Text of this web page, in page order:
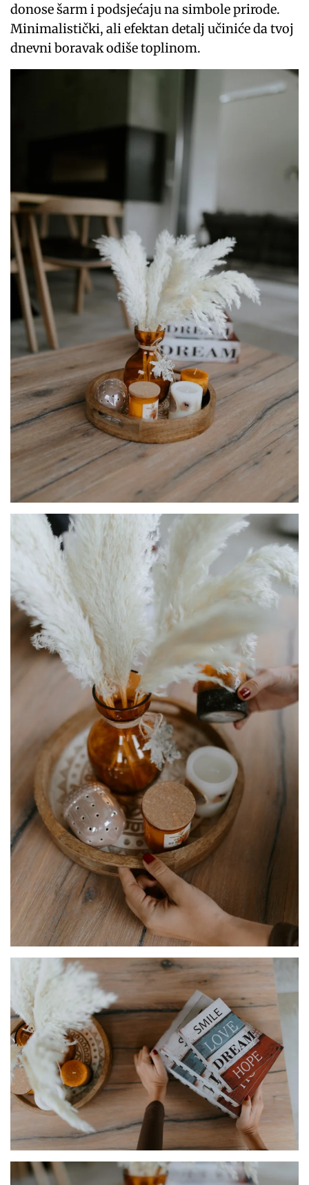
donose šarm i podsjećaju na simbole prirode.
Minimalistički, ali efektan detalj učiniće da tvoj
dnevni boravak odiše toplinom.